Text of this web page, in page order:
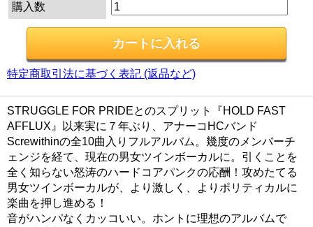
購入数
特定商取引法に基づく表記 (返品など)
STRUGGLE FOR PRIDEとのスプリット『HOLD FAST
AFFLUX』以来実に７年ぶり、アナーコHCバンド
Screwithinの全10曲入りフルアルバム。幾度のメンバーチ
ェンジを経て、現在の男女ツインボーカルに。引くことを
全く知らない怒涛のハードコアパンクの応酬！攻めたてる
男女ツインボーカルが、より激しく、よりポリティカルに
楽曲を押し進める！
音がハンパなくカッコいい。ホントに理想のアルバムで